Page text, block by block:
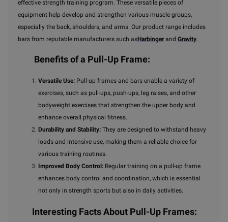
effective strength training program. These versatile pieces of
equipment help develop and strengthen various muscle groups,
especially the back, shoulders, and arms. Our product range includes
bars from reputable manufacturers such asHarbingerand Gravity
Benefits of a Pull-Up Frame:
Versatile Use: Pull-up frames and bars enable a variety of
exercises, such as pull-ups, push-ups, leg raises, and other
bodyweight exercises that strengthen the upper body and
enhance overall physical fitness.
Durability and Stability: They are designed to withstand heavy
loads and intensive use, making them a reliable choice for
various training routines.
Improved Body Control: Regular training on a pull-up frame
enhances body control and coordination, which is essential
not only in strength sports but also in daily activities.
Interesting Facts About Pull-Up Frames: